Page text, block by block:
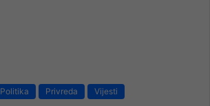
Politika Privreda Vijesti